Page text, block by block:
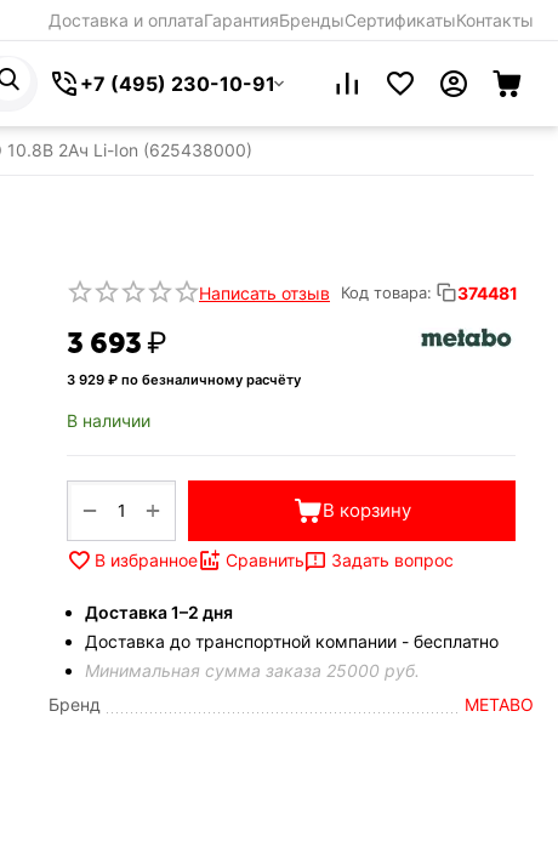
Доставка и оплатаГарантияБрендыСертификатыКонтакты
+7 (495) 230-10-91
10.8В 2Ач Li-Ion (625438000)
Написать отзыв Код товара: 374481
3 693₽
3 929 ₽ по безналичному расчёту
В наличии
+
− В корзину
В избранное Сравнить Задать вопрос
Доставка 1–2 дня
Доставка до транспортной компании - бесплатно
Минимальная сумма заказа 25000 руб.
Бренд
METABO